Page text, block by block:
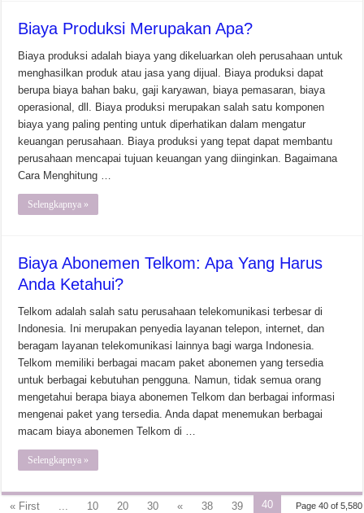
Biaya Produksi Merupakan Apa?
Biaya produksi adalah biaya yang dikeluarkan oleh perusahaan untuk
menghasilkan produk atau jasa yang dijual. Biaya produksi dapat
berupa biaya bahan baku, gaji karyawan, biaya pemasaran, biaya
operasional, dll. Biaya produksi merupakan salah satu komponen
biaya yang paling penting untuk diperhatikan dalam mengatur
keuangan perusahaan. Biaya produksi yang tepat dapat membantu
perusahaan mencapai tujuan keuangan yang diinginkan. Bagaimana
Cara Menghitung …
Selengkapnya »
Biaya Abonemen Telkom: Apa Yang Harus
Anda Ketahui?
Telkom adalah salah satu perusahaan telekomunikasi terbesar di
Indonesia. Ini merupakan penyedia layanan telepon, internet, dan
beragam layanan telekomunikasi lainnya bagi warga Indonesia.
Telkom memiliki berbagai macam paket abonemen yang tersedia
untuk berbagai kebutuhan pengguna. Namun, tidak semua orang
mengetahui berapa biaya abonemen Telkom dan berbagai informasi
mengenai paket yang tersedia. Anda dapat menemukan berbagai
macam biaya abonemen Telkom di …
Selengkapnya »
Page 40 of 5,580
« First ... 10 20 30 « 38 39
40